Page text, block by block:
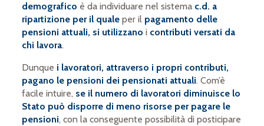
demografico è da individuare nel sistema c.d. a
ripartizione per il quale per il pagamento delle
pensioni attuali, si utilizzano i contributi versati da
chi lavora.
Dunque i lavoratori, attraverso i propri contributi,
pagano le pensioni dei pensionati attuali. Com’è
facile intuire, se il numero di lavoratori diminuisce lo
Stato può disporre di meno risorse per pagare le
pensioni, con la conseguente possibilità di posticipare